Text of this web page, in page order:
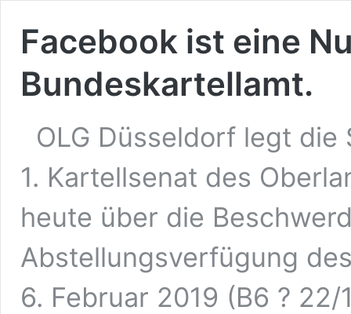
Facebook ist eine
Bundeskartellamt.
OLG Düsseldorf legt die
1. Kartellsenat des
heute über die
Abstellungsverfügung
6. Februar 2019 (B6 ?